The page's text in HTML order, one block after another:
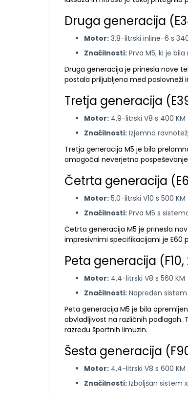
Druga generacija
Motor: 3,8-litrski inline-6 s
Značilnosti: Prva M5, ki je
Druga generacija je prinesla nove
postala priljubljena med poslovneži
Tretja generacija
Motor: 4,9-litrski V8 s 400 KM
Značilnosti: Izjemna
Tretja generacija M5 je bila
omogočal neverjetno
Četrta generacija
Motor: 5,0-litrski V10 s 500 KM
Značilnosti: Prva M5 s
Četrta generacija M5 je prinesla
impresivnimi specifikacijami je E60
Peta generacija (F10,
Motor: 4,4-litrski V8 s 560 KM
Značilnosti: Napreden
Peta generacija M5 je bila
obvladljivost na različnih podlagah.
razredu športnih limuzin.
Šesta generacija
Motor: 4,4-litrski V8 s 600
Značilnosti: Izboljšan sistem